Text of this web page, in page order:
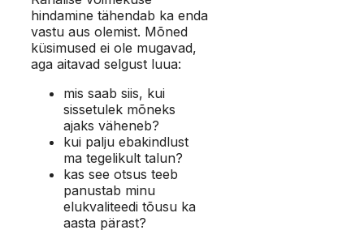
hindamine tähendab ka enda
vastu aus olemist. Mõned
küsimused ei ole mugavad,
aga aitavad selgust luua:
mis saab siis, kui
sissetulek mõneks
ajaks väheneb?
kui palju ebakindlust
ma tegelikult talun?
kas see otsus teeb
panustab minu
elukvaliteedi tõusu ka
aasta pärast?